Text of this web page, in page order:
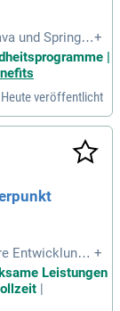
und Spring B
entwickle nac
mit Stakehol
+
|
Heute veröffentlicht
Entwicklung
suchen engag
hoch
+
Leistungen